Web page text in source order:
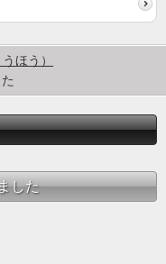
ほう）
した